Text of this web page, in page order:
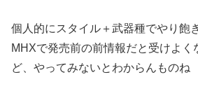
個人的にスタイル＋武器種でやり飽
MHXで発売前の前情報だと受けよく
ど、やってみないとわからんものね